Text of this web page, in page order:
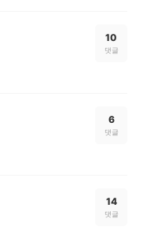
10
댓글
6
댓글
14
댓글